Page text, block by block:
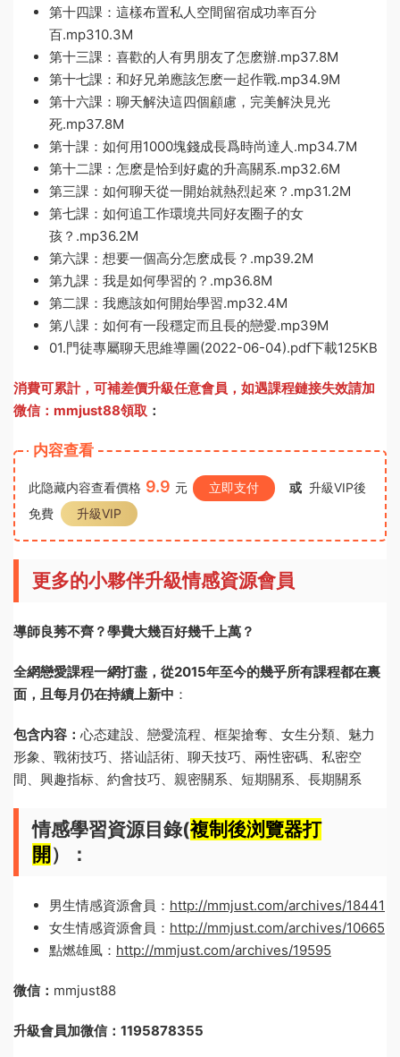
第十四課：這樣布置私人空間留宿成功率百分
百.mp310.3M
第十三課：喜歡的人有男朋友了怎麽辦.mp37.8M
第十七課：和好兄弟應該怎麽一起作戰.mp34.9M
第十六課：聊天解決這四個顧慮，完美解決見光
死.mp37.8M
第十課：如何用1000塊錢成長爲時尚達人.mp34.7M
第十二課：怎麽是恰到好處的升高關系.mp32.6M
第三課：如何聊天從一開始就熱烈起來？.mp31.2M
第七課：如何追工作環境共同好友圈子的女
孩？.mp36.2M
第六課：想要一個高分怎麽成長？.mp39.2M
第九課：我是如何學習的？.mp36.8M
第二課：我應該如何開始學習.mp32.4M
第八課：如何有一段穩定而且長的戀愛.mp39M
01.門徒專屬聊天思維導圖(2022-06-04).pdf下載125KB
消費可累計，可補差價升級任意會員， 如遇課程鏈接失效請加
微信：mmjust88領取 ：
内容查看
此隐藏内容查看價格 9.9 元 立即支付 或 升級VIP後
免費
升級VIP
更多的小夥伴升級情感資源會員
導師良莠不齊？學費大幾百好幾千上萬？
全網戀愛課程一網打盡，從2015年至今的幾乎所有課程都在裏
面，且每月仍在持續上新中 ：
包含内容： 心态建設、戀愛流程、框架搶奪、女生分類、魅力
形象、戰術技巧、搭讪話術、聊天技巧、兩性密碼、私密空
間、興趣指标、約會技巧、親密關系、短期關系、長期關系
情感學習資源目錄(複制後浏覽器打
開 ）：
男生情感資源會員： http://mmjust.com/archives/18441
女生情感資源會員： http://mmjust.com/archives/10665
點燃雄風： http://mmjust.com/archives/19595
微信： mmjust88
升級會員加微信：1195878355